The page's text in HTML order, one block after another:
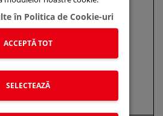
în Politica de Cookie-uri
ACCEPTĂ TOT
SELECTEAZĂ
demersurile
să
a vă
cu
dealer-ul